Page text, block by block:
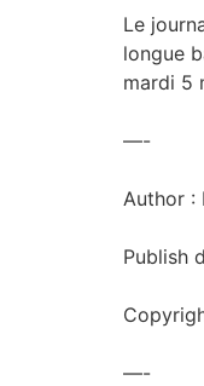
Le
longue
mardi 5
—-
Author :
Publish
—-